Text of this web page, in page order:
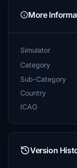
More
Simulator
Category
Sub-Category
Country
ICAO
Version